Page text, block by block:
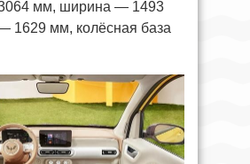
мм, ширина — 1493
1629 мм, колёсная база